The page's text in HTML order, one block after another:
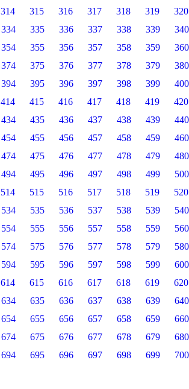
314 315 316 317 318 319 320
334 335 336 337 338 339 340
354 355 356 357 358 359 360
374 375 376 377 378 379 380
394 395 396 397 398 399 400
414 415 416 417 418 419 420
434 435 436 437 438 439 440
454 455 456 457 458 459 460
474 475 476 477 478 479 480
494 495 496 497 498 499 500
514 515 516 517 518 519 520
534 535 536 537 538 539 540
554 555 556 557 558 559 560
574 575 576 577 578 579 580
594 595 596 597 598 599 600
614 615 616 617 618 619 620
634 635 636 637 638 639 640
654 655 656 657 658 659 660
674 675 676 677 678 679 680
694 695 696 697 698 699
700